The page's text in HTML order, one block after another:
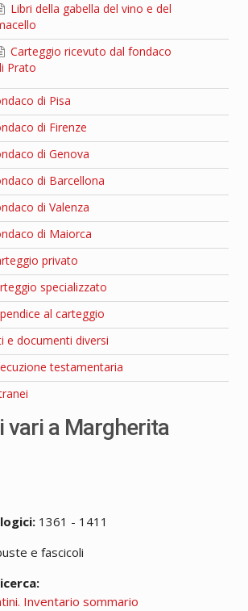
Libri della gabella del vino e del
Carteggio ricevuto dal fondaco
Prato
di Pisa
di Firenze
di Genova
di Barcellona
di Valenza
di Maiorca
privato
specializzato
al carteggio
e documenti diversi
testamentaria
vari a Margherita
1361 - 1411
e fascicoli
Inventario sommario